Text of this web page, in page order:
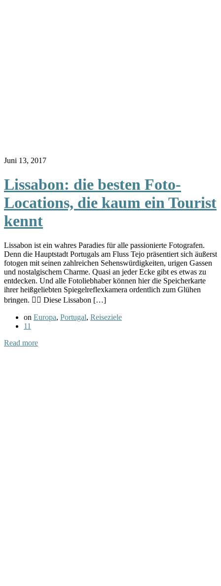
Juni 13, 2017
Lissabon: die besten Foto-
Locations, die kaum ein Tourist
kennt
Lissabon ist ein wahres Paradies für alle passionierte Fotografen.
Denn die Hauptstadt Portugals am Fluss Tejo präsentiert sich äußerst
fotogen mit seinen zahlreichen Sehenswürdigkeiten, urigen Gassen
und nostalgischem Charme. Quasi an jeder Ecke gibt es etwas zu
entdecken. Und alle Fotoliebhaber können hier die Speicherkarte
ihrer heißgeliebten Spiegelreflexkamera ordentlich zum Glühen
bringen. 👉🏻 Diese Lissabon […]
on Europa, Portugal, Reiseziele
11
Read more